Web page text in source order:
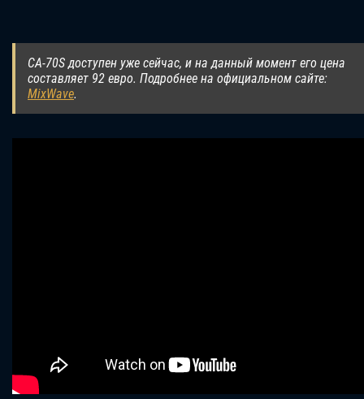
CA-70S доступен уже сейчас, и на данный момент его цена
составляет 92 евро. Подробнее на официальном сайте:
MixWave.